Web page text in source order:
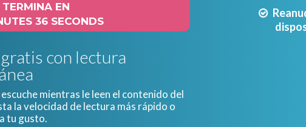
EN
35 SECONDS
con lectura
mientras le leen el contenido del
la velocidad de lectura más rápido o
tu gusto.